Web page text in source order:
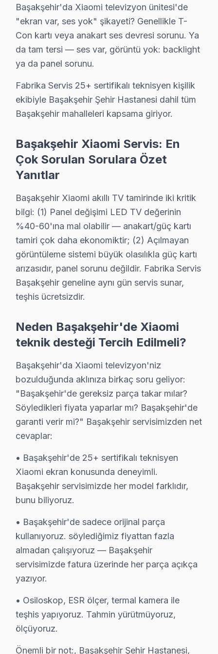
· Müşteri memnuniyeti
· Ortalama tamir süresi:2–3 iş günü
· Tüm işlemler2 yıl garantili
↑ Xiaomi Servis Ana Sayfası
↑ Başakşehir TV Servis Merkezi
Başakşehir Yakın İlçelerde Xiaomi Servisi
· Bağcılar Xiaomi
· Bahçelievler Xiaomi
· Bakırköy Xiaomi
· Bayrampaşa Xiaomi
· Beşiktaş Xiaomi
· Beylikdüzü Xiaomi
Başakşehir Diğer Marka Servisleri
· Başakşehir Hi-Level
· Başakşehir iFFALCON
· Başakşehir Samsung
· Başakşehir LG
· Başakşehir Panasonic
· Başakşehir Toshiba
Başakşehir Xiaomi Servis: En Çok Sorulan
Başakşehir Xiaomi akıllı TV tamirinde iki kritik
Xiaomi TV Servisi Hakkında
✓ 15+ Yıl Deneyim
✓ Orijinal Yedek Parça
✓ Ücretsiz Arıza Tespiti
Başakşehir Mahallelerinde Xiaomi Servis
Başakşehir, İstanbul'un hızla gelişen bir ilçesi olarak,
Başakşehir'da Xiaomi televizyon ünitesi'de
"ekran var, ses yok" şikayeti? Genellikle T-
Con kartı veya anakart ses devresi sorunu. Ya
da tam tersi — ses var, görüntü yok: backlight
ya da panel sorunu.
Fabrika Servis 25+ sertifikalı teknisyen kişilik
ekibiyle Başakşehir Şehir Hastanesi dahil tüm
Başakşehir mahalleleri kapsama giriyor.
Başakşehir Xiaomi Servis: En
Çok Sorulan Sorulara Özet
Yanıtlar
Başakşehir Xiaomi akıllı TV tamirinde iki kritik
bilgi: (1) Panel değişimi LED TV değerinin
%40-60'ına mal olabilir — anakart/güç kartı
tamiri çok daha ekonomiktir; (2) Açılmayan
görüntüleme sistemi büyük olasılıkla güç kartı
arızasıdır, panel sorunu değildir. Fabrika Servis
Başakşehir geneline aynı gün servis sunar,
teşhis ücretsizdir.
Neden Başakşehir'de Xiaomi
teknik desteği Tercih Edilmeli?
Başakşehir'da Xiaomi televizyon'niz
bozulduğunda aklınıza birkaç soru geliyor:
"Başakşehir'de gereksiz parça takar mılar?
Söyledikleri fiyata yaparlar mı? Başakşehir'de
garanti verir mi?" Başakşehir servisimizden net
cevaplar:
• Başakşehir'de 25+ sertifikalı teknisyen
Xiaomi ekran konusunda deneyimli.
Başakşehir servisimizde her model farklıdır,
bunu biliyoruz.
• Başakşehir'de sadece orijinal parça
kullanıyoruz. söylediğimiz fiyattan fazla
almadan çalışıyoruz — Başakşehir
servisimizde fatura üzerinde her parça açıkça
yazıyor.
• Osiloskop, ESR ölçer, termal kamera ile
teşhis yapıyoruz. Tahmin yürütmüyoruz,
ölçüyoruz.
Önemli bir not:, Başakşehir Şehir Hastanesi,